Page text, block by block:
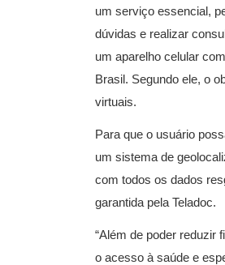
um serviço essencial,
dúvidas e realizar
um aparelho celular
Brasil. Segundo ele, o
virtuais.
Para que o usuário
um sistema de
com todos os dados
garantida pela Teladoc.
“Além de poder reduzir
o acesso à saúde e